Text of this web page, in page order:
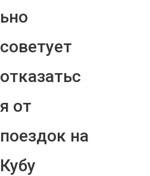
ьно
советует
отказатьс
я от
поездок на
Кубу